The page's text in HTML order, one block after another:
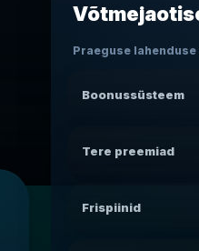
Praeguse
Boonussüsteem
Tere preemiad
Frispiinid